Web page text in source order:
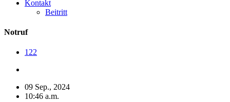
Kontakt
Beitritt
Notruf
122
09 Sep., 2024
10:46 a.m.